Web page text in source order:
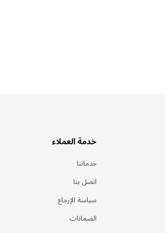
خدمة العملاء
خدماتنا
اتصل بنا
سياسة الإرجاع
الضمانات